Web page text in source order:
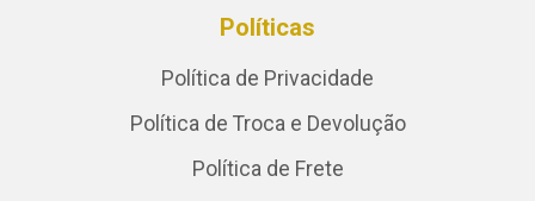
Políticas
Política de Privacidade
Política de Troca e Devolução
Política de Frete